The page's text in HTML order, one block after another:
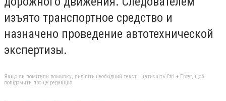
изъято транспортное средство и
назначено проведение автотехнической
экспертизы.
Якщо ви помітили помилку, виділіть необхідний текст і натисніть Ctrl + Enter, щоб
повідомити про це редакцію